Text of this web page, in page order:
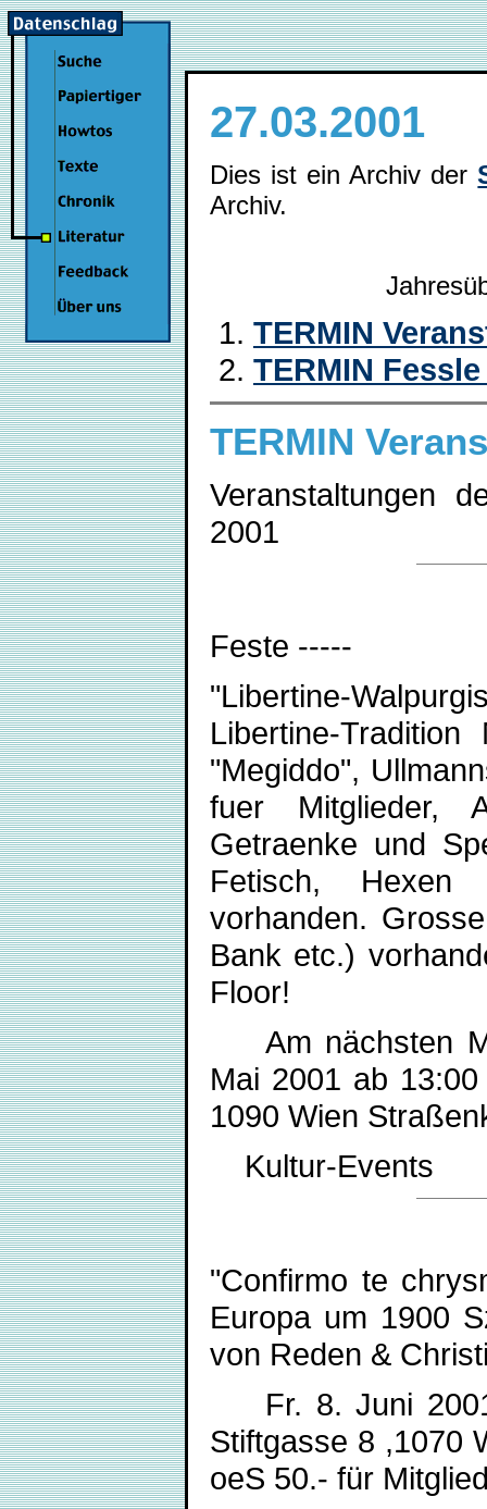
27.03.2001
Dies ist ein Archiv der
Archiv.
TERMIN
TERMIN
TERMIN
Veranstaltungen
2001
Feste -----
"Libertine-
Libertine-
"Megiddo",
fuer Mitglieder,
Getraenke und
Fetisch, Hexen
vorhanden.
Bank etc.)
Floor!
Am nächsten
Mai 2001 ab
1090 Wien
Kultur-Events
"Confirmo te
Europa um 1900
von Reden &
Fr. 8. Juni 2001,
Stiftgasse 8 ,1070
oeS 50.- für